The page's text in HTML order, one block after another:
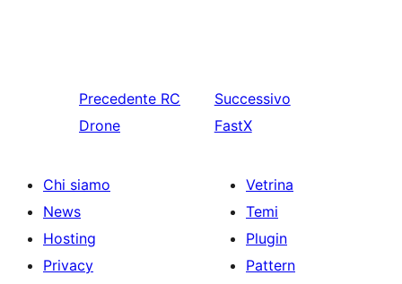
Precedente RC
Drone
Successivo
FastX
Chi siamo
News
Hosting
Privacy
Vetrina
Temi
Plugin
Pattern